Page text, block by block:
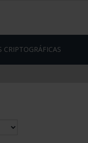
CRIPTOGRÁFICAS